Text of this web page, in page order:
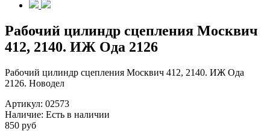
Рабочий цилиндр сцепления Москвич
412, 2140. ИЖ Ода 2126
Рабочий цилиндр сцепления Москвич 412, 2140. ИЖ Ода
2126. Новодел
Артикул: 02573
Наличие: Есть в наличии
850 руб